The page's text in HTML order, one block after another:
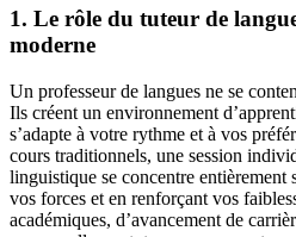
1. Le rôle du tuteur de
moderne
Un professeur de langues ne se
Ils créent un environnement
s’adapte à votre rythme et à vos
cours traditionnels, une session
linguistique se concentre
vos forces et en renforçant vos
académiques, d’avancement de